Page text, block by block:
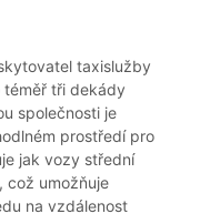
taxislužby
téměř tři dekády
společnosti je
prostředí pro
jak vozy střední
což umožňuje
na vzdálenost